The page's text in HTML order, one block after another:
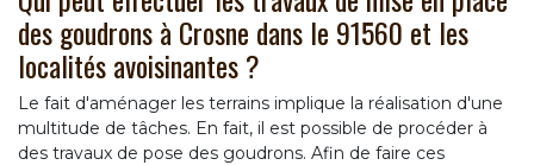
des goudrons à Crosne dans le 91560 et les
localités avoisinantes ?
Le fait d'aménager les terrains implique la réalisation d'une
multitude de tâches. En fait, il est possible de procéder à
des travaux de pose des goudrons. Afin de faire ces